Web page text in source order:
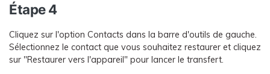
Étape 4
Cliquez sur l'option Contacts dans la barre d'outils de gauche.
Sélectionnez le contact que vous souhaitez restaurer et cliquez
sur "Restaurer vers l'appareil" pour lancer le transfert.